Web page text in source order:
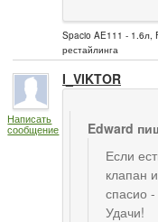
Spacio AE111 - 1.6л,
рестайлинга
Написать
сообщение
I_VIKTOR
Edward
Если
клапан
спасио
Удачи!